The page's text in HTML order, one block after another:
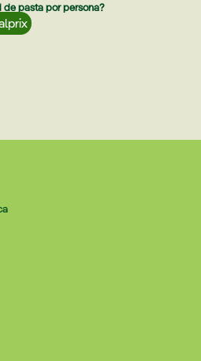
de pasta por persona?